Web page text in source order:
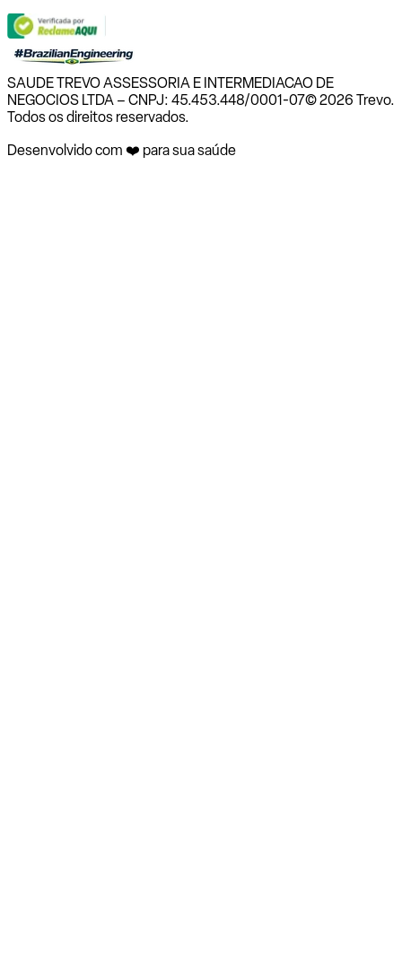
SAUDE TREVO ASSESSORIA E INTERMEDIACAO DE
NEGOCIOS LTDA – CNPJ: 45.453.448/0001-07© 2026 Trevo.
Todos os direitos reservados.
Desenvolvido com ❤️ para sua saúde